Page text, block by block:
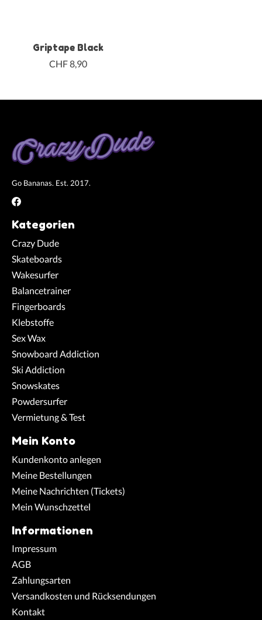
Griptape Black
CHF 8,90
Go Bananas. Est. 2017.
Kategorien
Crazy Dude
Skateboards
Wakesurfer
Balancetrainer
Fingerboards
Klebstoffe
Sex Wax
Snowboard Addiction
Ski Addiction
Snowskates
Powdersurfer
Vermietung & Test
Mein Konto
Kundenkonto anlegen
Meine Bestellungen
Meine Nachrichten (Tickets)
Mein Wunschzettel
Informationen
Impressum
AGB
Zahlungsarten
Versandkosten und Rücksendungen
Kontakt